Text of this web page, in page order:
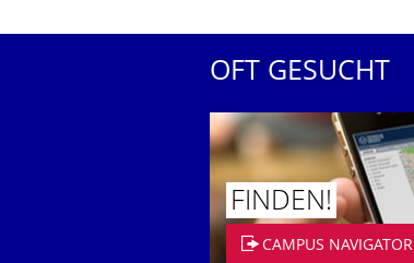
OFT GESUCHT
FINDEN!
CAMPUS NAVIGATOR